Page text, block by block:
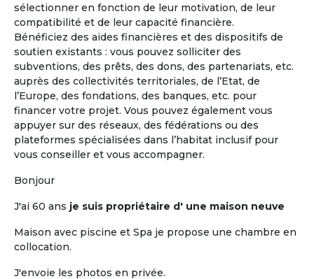
sélectionner en fonction de leur motivation, de leur
compatibilité et de leur capacité financière.
Bénéficiez des aides financières et des dispositifs de
soutien existants : vous pouvez solliciter des
subventions, des prêts, des dons, des partenariats, etc.
auprès des collectivités territoriales, de l’Etat, de
l’Europe, des fondations, des banques, etc. pour
financer votre projet. Vous pouvez également vous
appuyer sur des réseaux, des fédérations ou des
plateformes spécialisées dans l’habitat inclusif pour
vous conseiller et vous accompagner.
Bonjour
J'ai 60 ans je suis propriétaire d' une maison neuve
Maison avec piscine et Spa je propose une chambre en
collocation.
J'envoie les photos en privée.
Précédent Suivant
Madeleine - 71 ans
Projet co-achat
pour retraités